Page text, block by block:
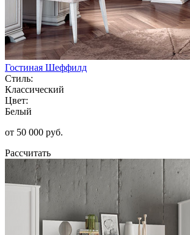
Гостиная Шеффилд
Стиль:
Классический
Цвет:
Белый
от 50 000 руб.
Рассчитать